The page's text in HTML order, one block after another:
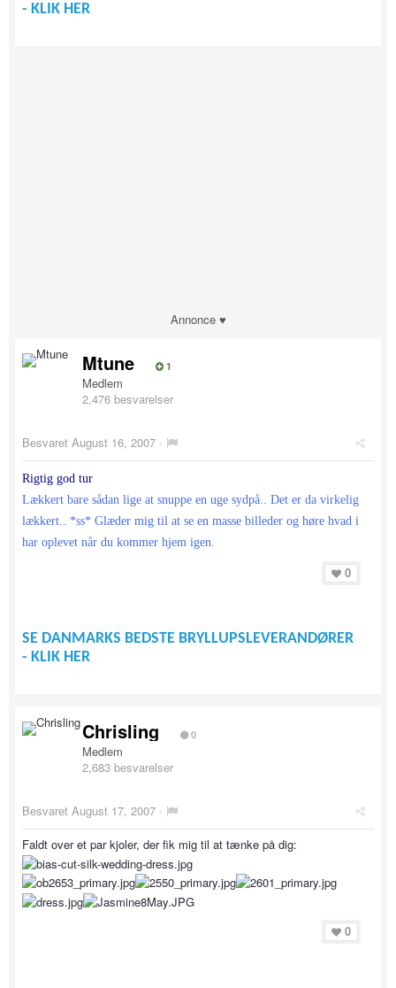
- KLIK HER
Annonce ♥
Mtune 1
Medlem
2,476 besvarelser
Besvaret August 16, 2007 ·
Rigtig god tur
Lækkert bare sådan lige at snuppe en uge sydpå.. Det er da virkelig
lækkert.. *ss* Glæder mig til at se en masse billeder og høre hvad i
har oplevet når du kommer hjem igen.
0
SE DANMARKS BEDSTE BRYLLUPSLEVERANDØRER
- KLIK HER
Chrisling 0
Medlem
2,683 besvarelser
Besvaret August 17, 2007 ·
Faldt over et par kjoler, der fik mig til at tænke på dig:
0